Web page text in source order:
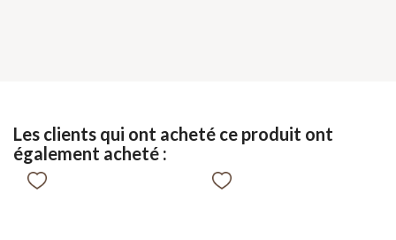
Les clients qui ont acheté ce produit ont
également acheté :